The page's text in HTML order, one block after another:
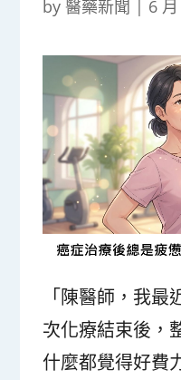
by 醫藥新聞 | 6
「陳醫師，我
次化療結束後，
什麼都覺得好費